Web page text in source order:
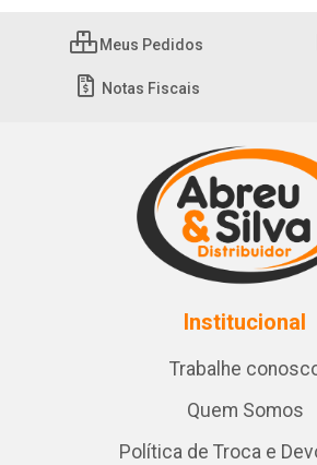
Meus Pedidos
Notas Fiscais
Institucional
Trabalhe
Quem Somos
Política de Troca e